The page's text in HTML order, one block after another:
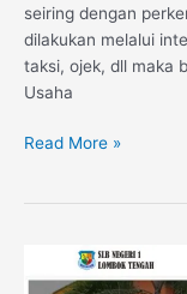
seiring dengan
dilakukan melalui
taksi, ojek, dll maka
Usaha
Read More »
Website
Sekolah